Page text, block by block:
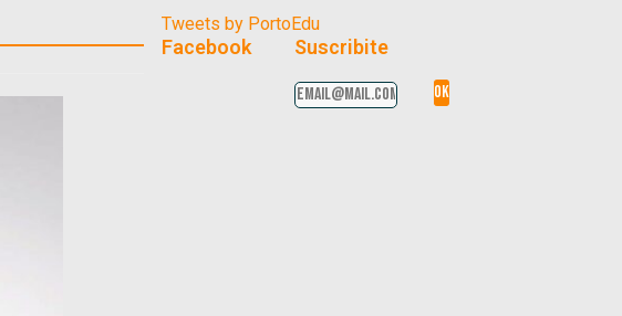
Tweets by PortoEdu
Facebook Suscribite